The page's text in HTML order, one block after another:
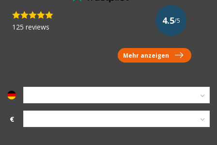
125 reviews
4.5/5
Mehr anzeigen
€